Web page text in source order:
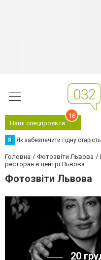
Наші спецпроєкти
18
Я Як забезпечити гідну
Головна Фотозвіти Львова
ресторан в центрі Львова
Фотозвіти Львова
20